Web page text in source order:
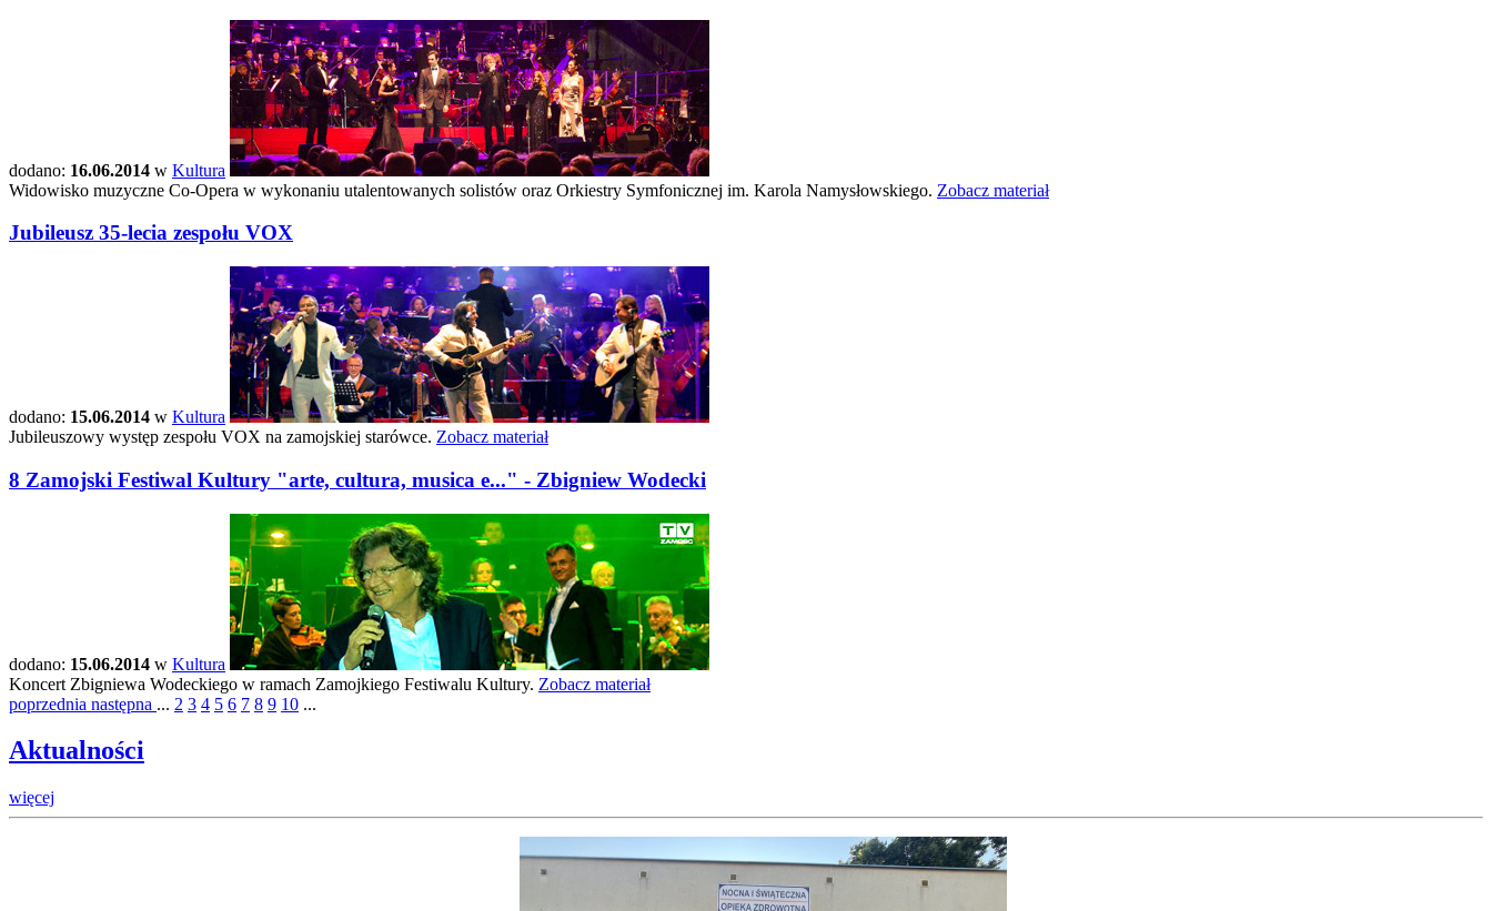
dodano: 16.06.2014 w Kultura
Widowisko muzyczne Co-Opera w wykonaniu utalentowanych solistów oraz Orkiestry Symfonicznej im. Karola Namysłowskiego. Zobacz materiał
Jubileusz 35-lecia zespołu VOX
dodano: 15.06.2014 w Kultura
Jubileuszowy występ zespołu VOX na zamojskiej starówce. Zobacz materiał
8 Zamojski Festiwal Kultury "arte, cultura, musica e..." - Zbigniew Wodecki
dodano: 15.06.2014 w Kultura
Koncert Zbigniewa Wodeckiego w ramach Zamojkiego Festiwalu Kultury. Zobacz materiał
poprzednia następna ... 2 3 4 5 6 7 8 9 10 ...
Aktualności
więcej